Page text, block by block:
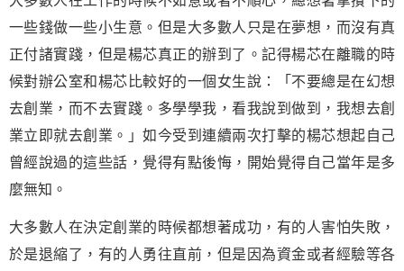
一些錢做一些小生意。但是大多數人只是在夢想 ，而沒有真
正付諸實踐，但是楊芯真正的辦到了。記得楊芯在離職的時
候對辦公室和楊芯比較好的一個女生說：「不要總是在幻想
去創業，而不去實踐。多學學我，看我說到做到，我想去創
業立即就去創業。」如今受到連續兩次打擊的楊芯想起自己
曾經說過的這些話，覺得有點後悔，開始覺得自己當年是多
麼無知。
大多數人在決定創業的時候都想著成功，有的人害怕失敗，
於是退縮了，有的人勇往直前，但是因為資金或者經驗等各